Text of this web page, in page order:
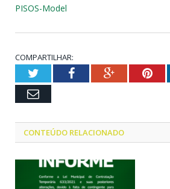
PISOS-Model
COMPARTILHAR:
TwitterFacebookGoogle+
Email
CONTEÚDO RELACIONADO